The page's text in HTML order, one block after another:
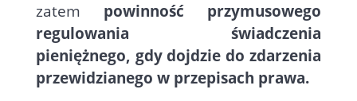
zatem powinność przymusowego
regulowania świadczenia
pieniężnego, gdy dojdzie do zdarzenia
przewidzianego w przepisach prawa.